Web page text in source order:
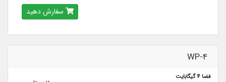
سفارش دهید
WP-4
فضا 4 گیگابایت